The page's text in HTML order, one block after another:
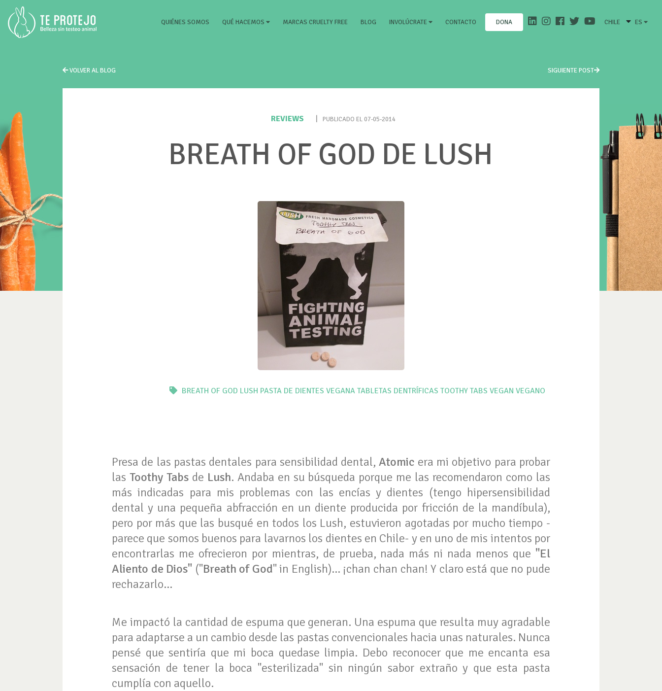
QUIÉNES SOMOS (CURRENT)
QUÉ HACEMOS MARCAS CRUELTY FREE BLOG INVOLÚCRATE CONTACTO DONA CHILE ES
VOLVER AL BLOG SIGUIENTE POST
REVIEWS PUBLICADO EL 07-05-2014
BREATH OF GOD DE LUSH
BREATH OF GOD LUSH PASTA DE DIENTES VEGANA TABLETAS DENTRÍFICAS TOOTHY TABS VEGAN VEGANO
Presa de las pastas dentales para sensibilidad dental,Atomic era mi objetivo para probar
las Toothy Tabsde Lush. Andaba en su búsqueda porque me las recomendaron como las
más indicadas para mis problemas con las encías y dientes (tengo hipersensibilidad
dental y una pequeña abfracción en un diente producida por fricción de la mandíbula),
pero por más que las busqué en todos los Lush, estuvieron agotadas por mucho tiempo -
parece que somos buenos para lavarnos los dientes en Chile- y en uno de mis intentos por
encontrarlas me ofrecieron por mientras, de prueba, nada más ni nada menos que "El
Aliento de Dios" ("Breath of God" in English)... ¡chan chan chan! Y claro está que no pude
rechazarlo...
Me impactó la cantidad de espuma que generan. Una espuma que resulta muy agradable
para adaptarse a un cambio desde las pastas convencionales hacia unas naturales. Nunca
pensé que sentiría que mi boca quedase limpia. Debo reconocer que me encanta esa
sensación de tener la boca "esterilizada" sin ningún sabor extraño y que esta pasta
cumplía con aquello.